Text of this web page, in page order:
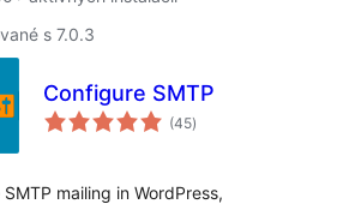
s 7.0.3
Configure SMTP
(45celkové
hodnotenie
)
mailing in WordPress,